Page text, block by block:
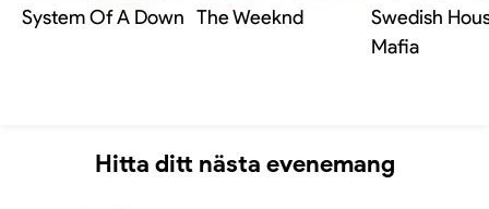
System Of A Down The Weeknd
Swedish
Mafia
Hitta ditt nästa evenemang